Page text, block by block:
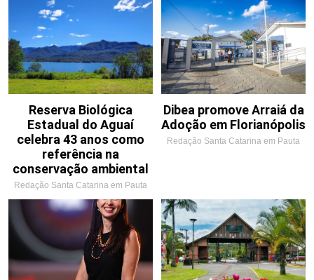
Reserva Biológica
Estadual do Aguaí
celebra 43 anos como
referência na
conservação ambiental
Redação Santa Catarina em Pauta
Dibea promove Arraiá da
Adoção em Florianópolis
Redação Santa Catarina em Pauta